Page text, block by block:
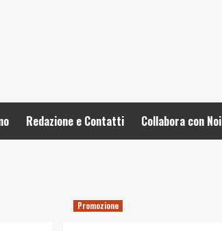
Redazione e Contatti Collabora con Noi
Promozione